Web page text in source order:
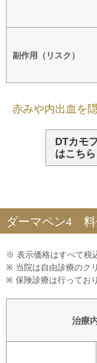
副作用（リスク）
赤みや内出血を
DTカモ
はこちら
ダーマペン4 料
※ 表示価格はすべて税
※ 当院は自由診療のク
※ 保険診療は行ってお
治療